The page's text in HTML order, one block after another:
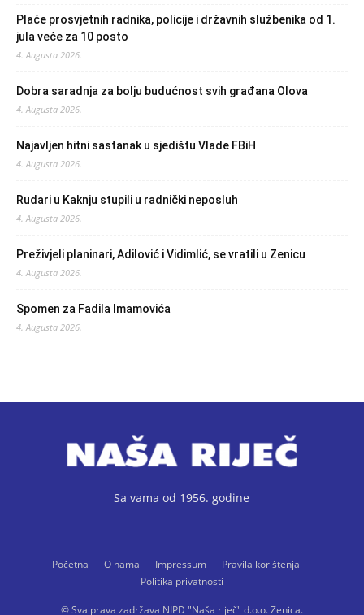
Plaće prosvjetnih radnika, policije i državnih službenika od 1.
jula veće za 10 posto
4. Augusta 2026.
Dobra saradnja za bolju budućnost svih građana Olova
4. Augusta 2026.
Najavljen hitni sastanak u sjedištu Vlade FBiH
4. Augusta 2026.
Rudari u Kaknju stupili u radnički neposluh
4. Augusta 2026.
Preživjeli planinari, Adilović i Vidimlić, se vratili u Zenicu
4. Augusta 2026.
Spomen za Fadila Imamovića
4. Augusta 2026.
Sa vama od 1956. godine
Početna O nama Impressum
Pravila korištenja
Politika privatnosti
© Sva prava zadržava NIPD "Naša riječ" d.o.o. Zenica.